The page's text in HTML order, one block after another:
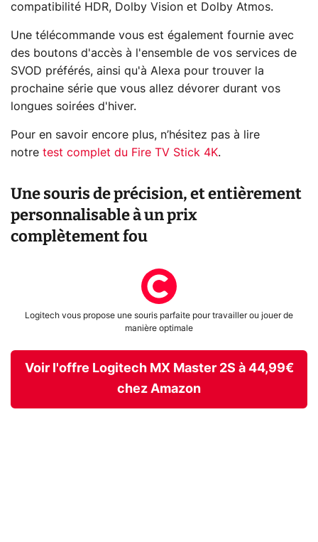
compatibilité HDR, Dolby Vision et Dolby Atmos.
Une télécommande vous est également fournie avec
des boutons d'accès à l'ensemble de vos services de
SVOD préférés, ainsi qu'à Alexa pour trouver la
prochaine série que vous allez dévorer durant vos
longues soirées d'hiver.
Pour en savoir encore plus, n’hésitez pas à lire
notre test complet du Fire TV Stick 4K.
Une souris de précision, et entièrement
personnalisable à un prix
complètement fou
Logitech vous propose une souris parfaite pour travailler ou jouer de
manière optimale
Voir l'offre Logitech MX Master 2S à 44,99€
chez Amazon